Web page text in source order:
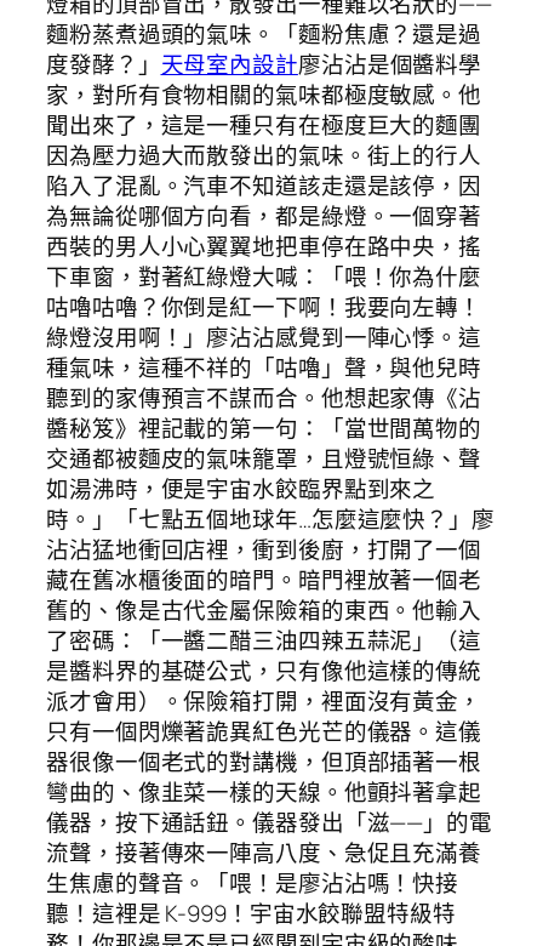
麵粉蒸煮過頭的氣味。「麵粉焦慮？還是過
度發酵？」 天母室內設計廖沾沾是個醬料學
家，對所有食物相關的氣味都極度敏感。他
聞出來了，這是一種只有在極度巨大的麵團
因為壓力過大而散發出的氣味。街上的行人
陷入了混亂。汽車不知道該走還是該停，因
為無論從哪個方向看，都是綠燈。一個穿著
西裝的男人小心翼翼地把車停在路中央，搖
下車窗，對著紅綠燈大喊：「喂！你為什麼
咕嚕咕嚕？你倒是紅一下啊！我要向左轉！
綠燈沒用啊！」廖沾沾感覺到一陣心悸。這
種氣味，這種不祥的「咕嚕」聲，與他兒時
聽到的家傳預言不謀而合。他想起家傳《沾
醬秘笈》裡記載的第一句：「當世間萬物的
交通都被麵皮的氣味籠罩，且燈號恒綠、聲
如湯沸時，便是宇宙水餃臨界點到來之
時。」「七點五個地球年…怎麼這麼快？」廖
沾沾猛地衝回店裡，衝到後廚，打開了一個
藏在舊冰櫃後面的暗門。暗門裡放著一個老
舊的、像是古代金屬保險箱的東西。他輸入
了密碼：「一醬二醋三油四辣五蒜泥」（這
是醬料界的基礎公式，只有像他這樣的傳統
派才會用）。保險箱打開，裡面沒有黃金，
只有一個閃爍著詭異紅色光芒的儀器。這儀
器很像一個老式的對講機，但頂部插著一根
彎曲的、像韭菜一樣的天線。他顫抖著拿起
儀器，按下通話鈕。儀器發出「滋——」的電
流聲，接著傳來一陣高八度、急促且充滿養
生焦慮的聲音。「喂！是廖沾沾嗎！快接
聽！這裡是 K-999！宇宙水餃聯盟特級特